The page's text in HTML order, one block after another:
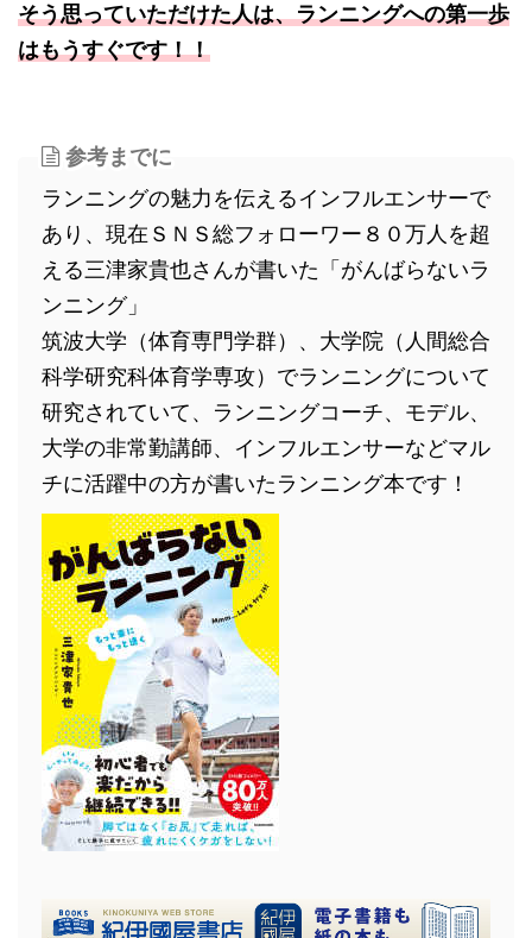
そう思っていただけた人は、ランニングへの第一歩
はもうすぐです！！
参考までに
ランニングの魅力を伝えるインフルエンサーで
あり、現在ＳＮＳ総フォローワー８０万人を超
える三津家貴也さんが書いた「がんばらないラ
ンニング」
筑波大学（体育専門学群）、大学院（人間総合
科学研究科体育学専攻）でランニングについて
研究されていて、ランニングコーチ、モデル、
大学の非常勤講師、インフルエンサーなどマル
チに活躍中の方が書いたランニング本です！